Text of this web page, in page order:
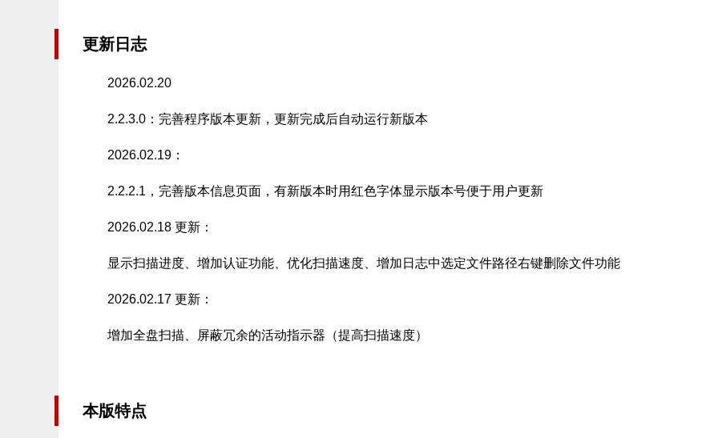
更新日志
2026.02.20
2.2.3.0：完善程序版本更新，更新完成后自动运行新版本
2026.02.19：
2.2.2.1，完善版本信息页面，有新版本时用红色字体显示版本号便于用户更新
2026.02.18 更新：
显示扫描进度、增加认证功能、优化扫描速度、增加日志中选定文件路径右键删除文件功能
2026.02.17 更新：
增加全盘扫描、屏蔽冗余的活动指示器（提高扫描速度）
本版特点